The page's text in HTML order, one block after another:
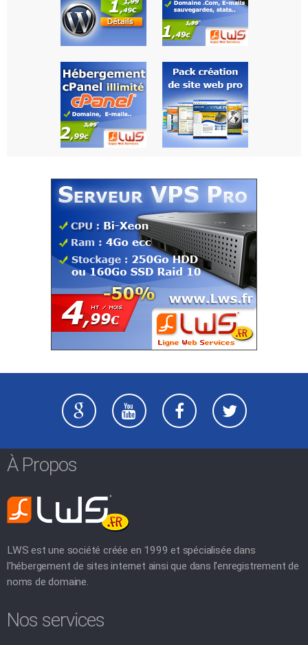
À Propos
LWS est une société créée en 1999 et spécialisée dans
l'hébergement de sites internet ainsi que dans l'enregistrement de
noms de domaine.
Nos services